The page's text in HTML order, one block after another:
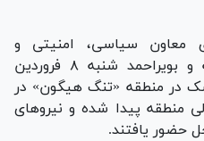
معاون سیاسی، امنیتی و
اجتماعی استانداری کهگیلویه و بویراحمد شنبه ۸ فروردین
در منطقه «تنگ هیگون» در
منطقه پیدا شده و نیرو‌های
حضور یافتند.